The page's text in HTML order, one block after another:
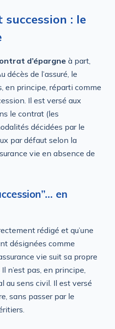
: le
d’épargne à part,
décès de l’assuré, le
en principe, réparti comme
Il est versé aux
le contrat (les
décidées par le
par défaut selon la
vie en absence de
en
rédigé et qu’une
désignées comme
vie suit sa propre
n’est pas, en principe,
au sens civil. Il est versé
sans passer par le